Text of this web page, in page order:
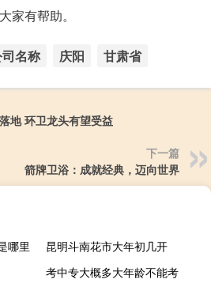
家有帮助。
名称 庆阳 甘肃省
地 环卫龙头有望受益
下一篇
箭牌卫浴：成就经典，迈向世界
哪里
昆明斗南花市大年初几开
考中专大概多大年龄不能考